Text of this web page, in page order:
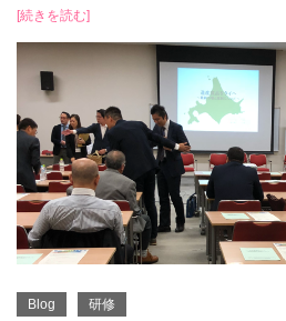
[続きを読む]
Blog 研修